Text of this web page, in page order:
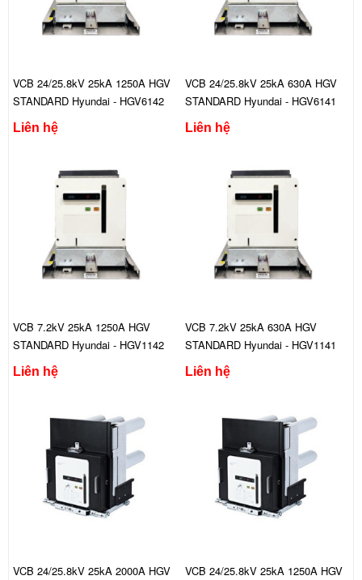
VCB 24/25.8kV 25kA 1250A HGV
STANDARD Hyundai - HGV6142
FES444C
Liên hệ
VCB 24/25.8kV 25kA 630A HGV
STANDARD Hyundai - HGV6141
FES444C
Liên hệ
VCB 7.2kV 25kA 1250A HGV
STANDARD Hyundai - HGV1142
CES444C
Liên hệ
VCB 7.2kV 25kA 630A HGV
STANDARD Hyundai - HGV1141
CES444C
Liên hệ
VCB 24/25.8kV 25kA 2000A HGV
VCB 24/25.8kV 25kA 1250A HGV